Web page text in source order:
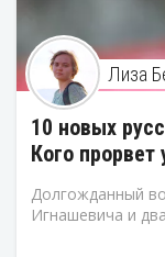
Лиза
10 новых
Кого
Долгожданный
Игнашевича и